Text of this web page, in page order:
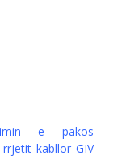
e pakos
kabllor GIV